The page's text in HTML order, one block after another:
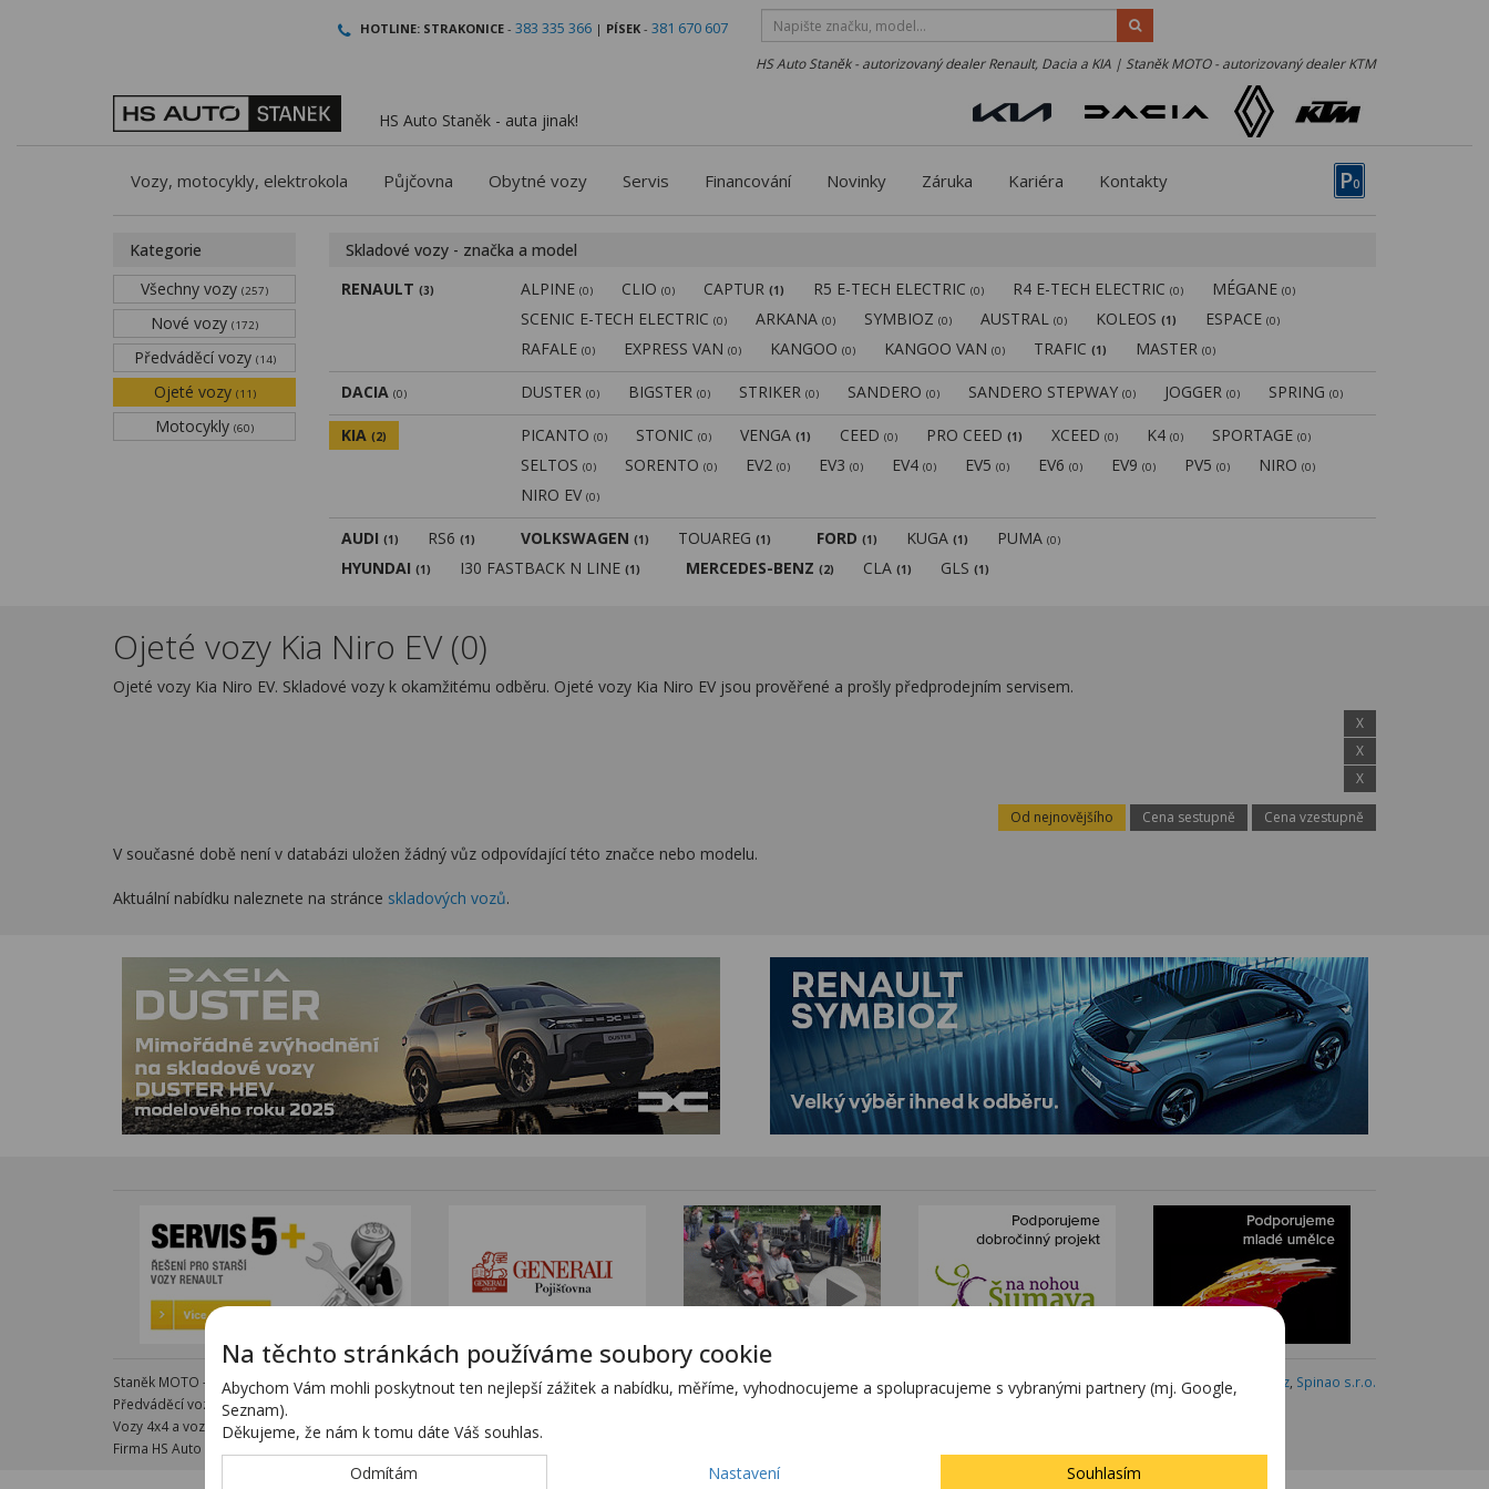
HOTLINE: STRAKONICE - 383 335 366 | PÍSEK - 381 670 607
HS Auto Staněk - autorizovaný dealer Renault, Dacia a KIA | Staněk MOTO - autorizovaný dealer KTM
HS Auto Staněk - auta jinak!
P0
Vozy, motocykly, elektrokola Půjčovna Obytné vozy Servis Financování Novinky Záruka Kariéra Kontakty
Kategorie
Všechny vozy (257)
Nové vozy (172)
Předváděcí vozy (14)
Ojeté vozy (11)
Motocykly (60)
Skladové vozy - značka a model
RENAULT (3) ALPINE(0) CLIO(0) CAPTUR(1) R5 E-TECH ELECTRIC(0) R4 E-TECH ELECTRIC(0) MÉGANE(0)
SCENIC E-TECH ELECTRIC(0) ARKANA(0) SYMBIOZ(0) AUSTRAL(0) KOLEOS(1) ESPACE(0)
RAFALE(0) EXPRESS VAN(0) KANGOO(0) KANGOO VAN(0) TRAFIC(1) MASTER(0)
DACIA (0) DUSTER(0) BIGSTER(0) STRIKER(0) SANDERO(0) SANDERO STEPWAY(0) JOGGER(0) SPRING(0)
KIA (2) PICANTO(0) STONIC(0) VENGA(1) CEED(0) PRO CEED(1) XCEED(0) K4(0) SPORTAGE(0)
SELTOS(0) SORENTO(0) EV2(0) EV3(0) EV4(0) EV5(0) EV6(0) EV9(0) PV5(0) NIRO(0)
NIRO EV(0)
AUDI (1) RS6 (1) VOLKSWAGEN (1) TOUAREG (1) FORD (1) KUGA (1) PUMA (0)
HYUNDAI (1) I30 FASTBACK N LINE (1) MERCEDES-BENZ (2) CLA (1) GLS (1)
Ojeté vozy Kia Niro EV (0)
Ojeté vozy Kia Niro EV. Skladové vozy k okamžitému odběru. Ojeté vozy Kia Niro EV jsou prověřené a prošly předprodejním servisem.
X
X
X
Od nejnovějšího Cena sestupně Cena vzestupně
V současné době není v databázi uložen žádný vůz odpovídající této značce nebo modelu.
Aktuální nabídku naleznete na stránce skladových vozů.
Staněk MOTO - autorizovaný dealer KTM - e-shop s kompletním sortimentem KTMwww.stanekmoto.cz
Předváděcí vozy - kompletní nabídka na specializovaných stránkách
Vozy 4x4 a vozy SUV - kompletní nabídka na specializovaných stránkách
Firma HS Auto Staněk s.r.o. si vyhrazuje právo změny vyplývající z chyby zadání.
Webdesign:Blovský.cz Spinao s.r.o.
Na těchto stránkách používáme soubory cookie
Abychom Vám mohli poskytnout ten nejlepší zážitek a nabídku, měříme, vyhodnocujeme a spolupracujeme s vybranými partnery (mj. Google,
Seznam).
Děkujeme, že nám k tomu dáte Váš souhlas.
Odmítám
Nastavení Souhlasím